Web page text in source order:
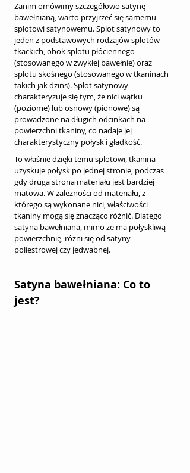
Zanim omówimy szczegółowo satynę
bawełnianą, warto przyjrzeć się samemu
splotowi satynowemu. Splot satynowy to
jeden z podstawowych rodzajów splotów
tkackich, obok splotu płóciennego
(stosowanego w zwykłej bawełnie) oraz
splotu skośnego (stosowanego w tkaninach
takich jak dżins). Splot satynowy
charakteryzuje się tym, że nici wątku
(poziome) lub osnowy (pionowe) są
prowadzone na długich odcinkach na
powierzchni tkaniny, co nadaje jej
charakterystyczny połysk i gładkość.
To właśnie dzięki temu splotowi, tkanina
uzyskuje połysk po jednej stronie, podczas
gdy druga strona materiału jest bardziej
matowa. W zależności od materiału, z
którego są wykonane nici, właściwości
tkaniny mogą się znacząco różnić. Dlatego
satyna bawełniana, mimo że ma połyskliwą
powierzchnię, różni się od satyny
poliestrowej czy jedwabnej.
Satyna bawełniana: Co to
jest?